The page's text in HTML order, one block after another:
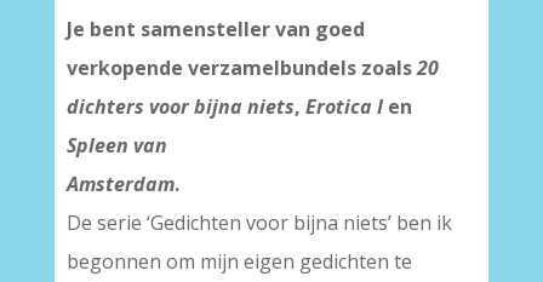
Je bent samensteller van goed
verkopende verzamelbundels zoals20
dichters voor bijna niets, Erotica Ien
Spleen van
Amsterdam
De serie ‘Gedichten voor bijna niets’ ben ik
begonnen om mijn eigen gedichten te